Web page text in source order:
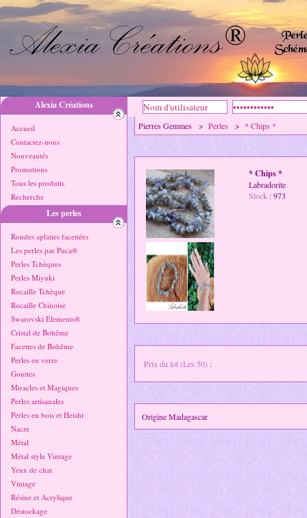
Alexia Créations
Accueil
Contactez-nous
Nouveautés
Promotions
Tous les produits
Recherche
Les perles
Rondes aplaties facettées
Les perles par Puca®
Perles Tchèques
Perles Miyuki
Rocaille Tchèque
Rocaille Chinoise
Swarovski Elements®
Cristal de Bohême
Facettes de Bohême
Perles en verre
Gouttes
Miracles et Magiques
Perles artisanales
Perles en bois et Heishi
Nacre
Métal
Métal style Vintage
Yeux de chat
Vintage
Résine et Acrylique
Déstockage
Pierres Gemmes > Perles > * Chips *
* Chips *
Labradorite
Stock : 973
Prix du lot (Les 50) :
Origine Madagascar